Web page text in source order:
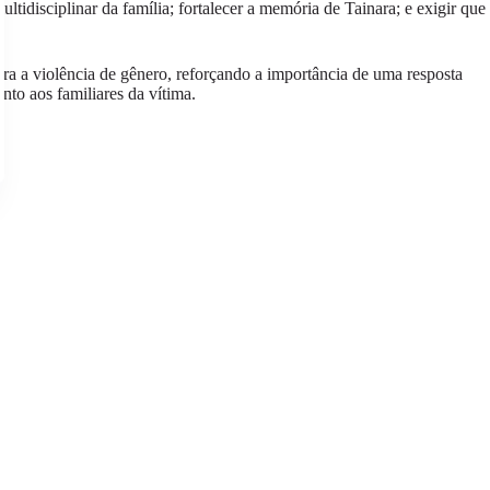
da família; fortalecer a memória de Tainara; e exigir que
a violência de gênero, reforçando a importância de uma resposta
aos familiares da vítima.